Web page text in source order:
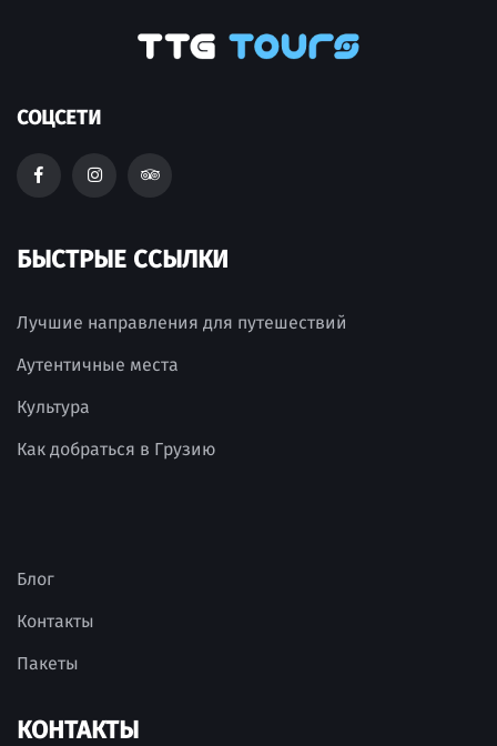
СОЦСЕТИ
БЫСТРЫЕ ССЫЛКИ
Лучшие направления для путешествий
Аутентичные места
Культура
Как добраться в Грузию
Блог
Контакты
Пакеты
КОНТАКТЫ